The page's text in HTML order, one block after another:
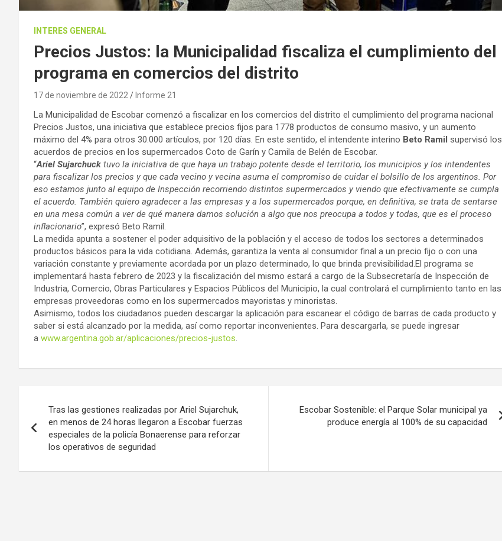
INTERES GENERAL
Precios Justos: la Municipalidad fiscaliza el cumplimiento del
programa en comercios del distrito
17 de noviembre de 2022 Informe 21
La Municipalidad de Escobar comenzó a fiscalizar en los comercios del distrito el cumplimiento del programa nacional
Precios Justos, una iniciativa que establece precios fijos para 1778 productos de consumo masivo, y un aumento
máximo del 4% para otros 30.000 artículos, por 120 días. En este sentido, el intendente interino Beto Ramil supervisó los
acuerdos de precios en los supermercados Coto de Garín y Camila de Belén de Escobar.
“Ariel Sujarchuck tuvo la iniciativa de que haya un trabajo potente desde el territorio, los municipios y los intendentes
para fiscalizar los precios y que cada vecino y vecina asuma el compromiso de cuidar el bolsillo de los argentinos. Por
eso estamos junto al equipo de Inspección recorriendo distintos supermercados y viendo que efectivamente se cumpla
el acuerdo. También quiero agradecer a las empresas y a los supermercados porque, en definitiva, se trata de sentarse
en una mesa común a ver de qué manera damos solución a algo que nos preocupa a todos y todas, que es el proceso
inflacionario”, expresó Beto Ramil.
La medida apunta a sostener el poder adquisitivo de la población y el acceso de todos los sectores a determinados
productos básicos para la vida cotidiana. Además, garantiza la venta al consumidor final a un precio fijo o con una
variación constante y previamente acordada por un plazo determinado, lo que brinda previsibilidad.El programa se
implementará hasta febrero de 2023 y la fiscalización del mismo estará a cargo de la Subsecretaría de Inspección de
Industria, Comercio, Obras Particulares y Espacios Públicos del Municipio, la cual controlará el cumplimiento tanto en las
empresas proveedoras como en los supermercados mayoristas y minoristas.
Asimismo, todos los ciudadanos pueden descargar la aplicación para escanear el código de barras de cada producto y
saber si está alcanzado por la medida, así como reportar inconvenientes. Para descargarla, se puede ingresar
a www.argentina.gob.ar/aplicaciones/precios-justos
de
entradas
Tras las gestiones realizadas por Ariel Sujarchuk,
en menos de 24 horas llegaron a Escobar fuerzas
especiales de la policía Bonaerense para reforzar
los operativos de seguridad
Escobar Sostenible: el Parque Solar municipal ya
produce energía al 100% de su capacidad